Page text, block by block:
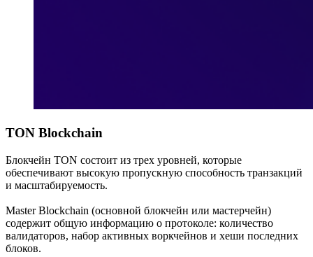
TON Blockchain
Блокчейн TON состоит из трех уровней, которые
обеспечивают высокую пропускную способность транзакций
и масштабируемость.
Master Blockchain (основной блокчейн или мастерчейн)
содержит общую информацию о протоколе: количество
валидаторов, набор активных воркчейнов и хеши последних
блоков.